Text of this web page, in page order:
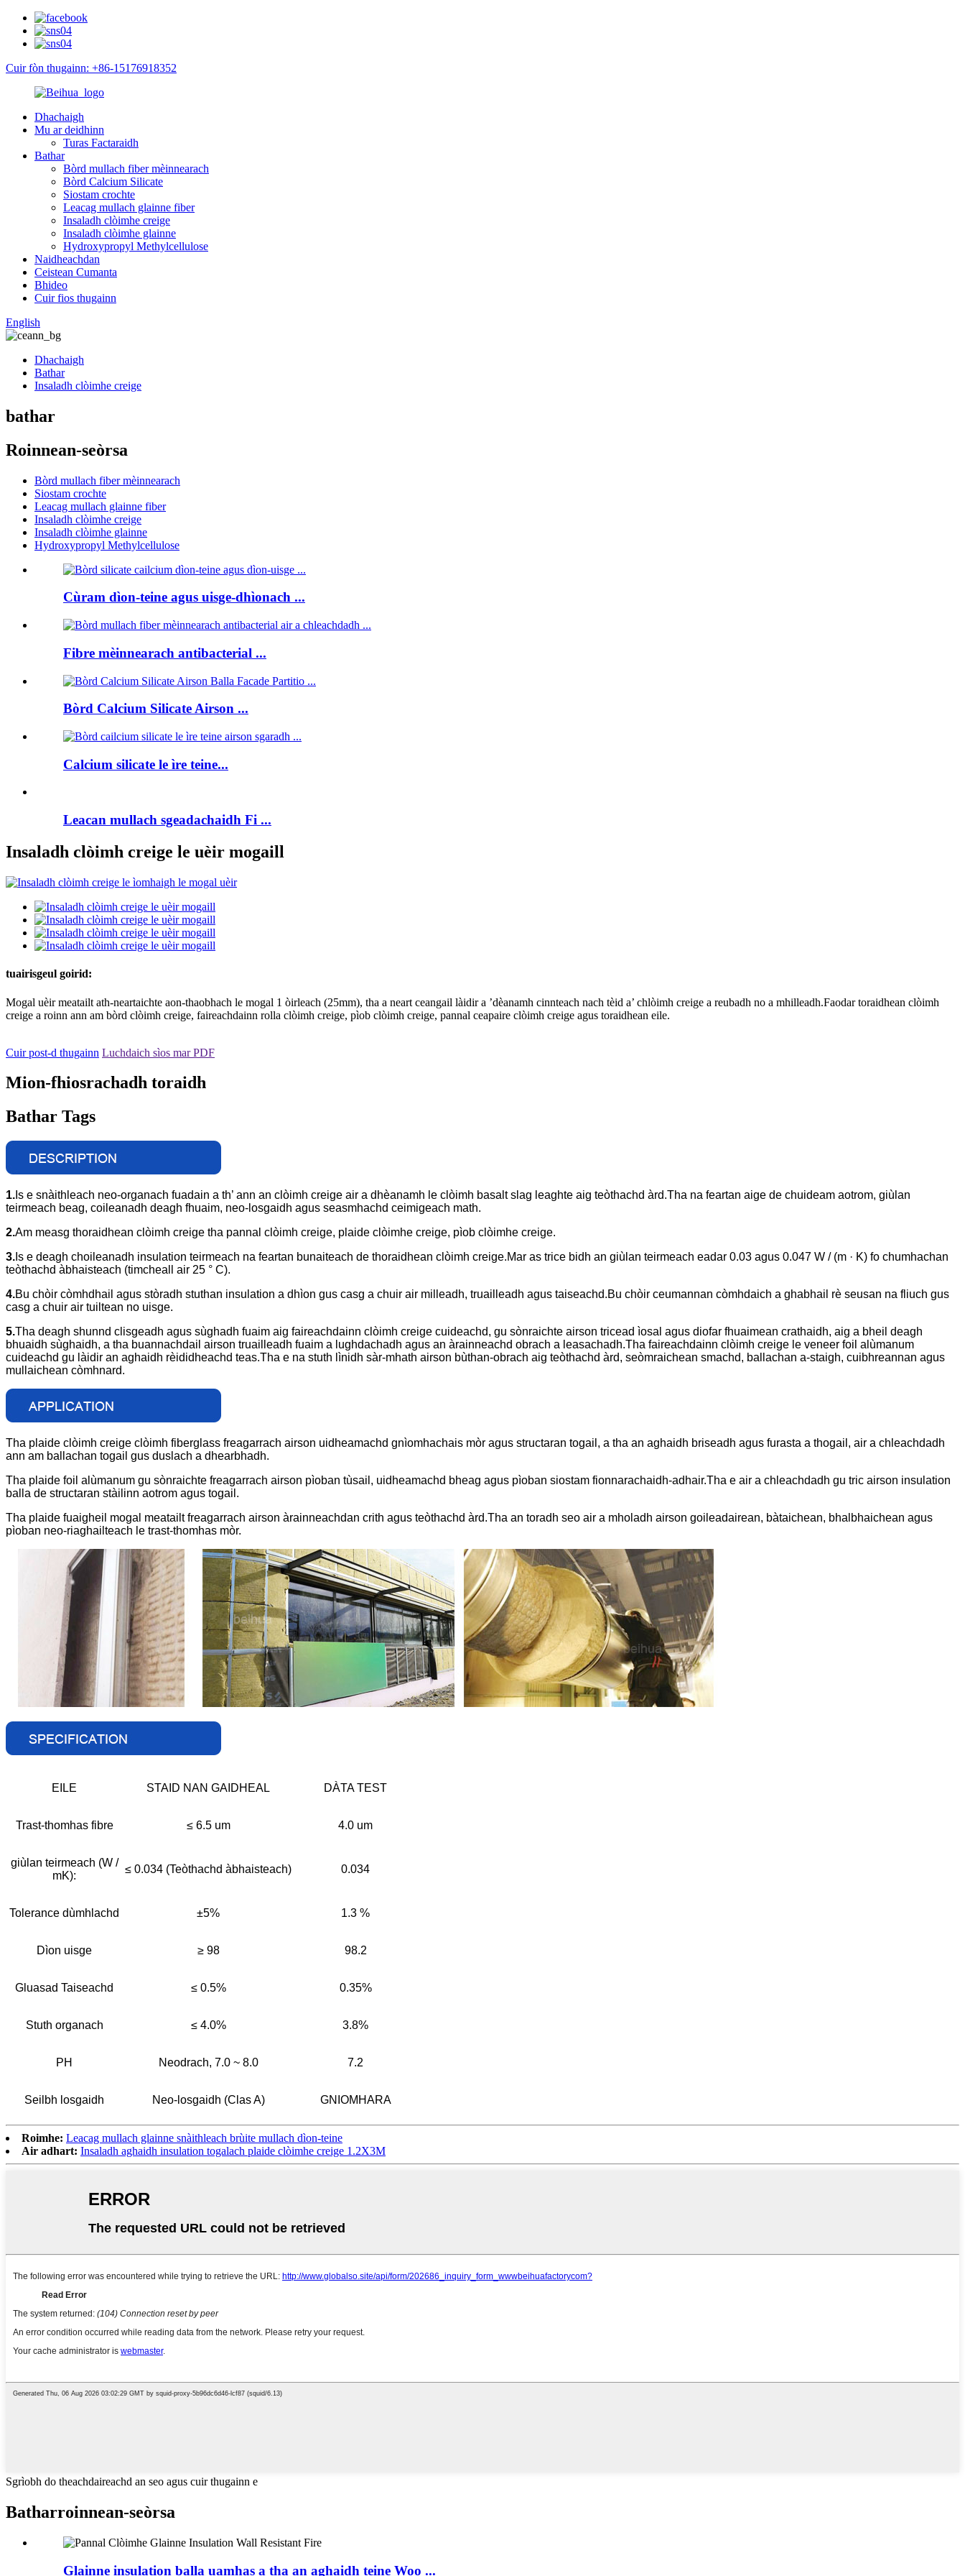
Cuir fòn thugainn: +86-15176918352
Dhachaigh
Mu ar deidhinn
Turas Factaraidh
Bathar
Bòrd mullach fiber mèinnearach
Bòrd Calcium Silicate
Siostam crochte
Leacag mullach glainne fiber
Insaladh clòimhe creige
Insaladh clòimhe glainne
Hydroxypropyl Methylcellulose
Naidheachdan
Ceistean Cumanta
Bhideo
Cuir fios thugainn
English
Dhachaigh
Bathar
Insaladh clòimhe creige
bathar
Roinnean-seòrsa
Bòrd mullach fiber mèinnearach
Siostam crochte
Leacag mullach glainne fiber
Insaladh clòimhe creige
Insaladh clòimhe glainne
Hydroxypropyl Methylcellulose
Cùram dìon-teine ​​​​agus uisge-dhìonach ...
Fibre mèinnearach antibacterial ...
Bòrd Calcium Silicate Airson ...
Calcium silicate le ìre teine...
Leacan mullach sgeadachaidh Fi ...
Insaladh clòimh creige le uèir mogaill
tuairisgeul goirid:
Mogal uèir meatailt ath-neartaichte aon-thaobhach le mogal 1 òirleach (25mm), tha a neart ceangail làidir a ’dèanamh cinnteach nach tèid a’ chlòimh creige a reubadh no a mhilleadh.Faodar toraidhean clòimh
creige a roinn ann am bòrd clòimh creige, faireachdainn rolla clòimh creige, pìob clòimh creige, pannal ceapaire clòimh creige agus toraidhean eile.
Cuir post-d thugainn Luchdaich sìos mar PDF
Mion-fhiosrachadh toraidh
Bathar Tags
1. Is e snàithleach neo-organach fuadain a th’ ann an clòimh creige air a dhèanamh le clòimh basalt slag leaghte aig teòthachd àrd.Tha na feartan aige de chuideam aotrom, giùlan
teirmeach beag, coileanadh deagh fhuaim, neo-losgaidh agus seasmhachd ceimigeach math.
2.Am measg thoraidhean clòimh creige tha pannal clòimh creige, plaide clòimhe creige, pìob clòimhe creige.
3. Is e deagh choileanadh insulation teirmeach na feartan bunaiteach de thoraidhean clòimh creige.Mar as trice bidh an giùlan teirmeach eadar 0.03 agus 0.047 W / (m · K) fo chumhachan
teòthachd àbhaisteach (timcheall air 25 ° C).
4.Bu chòir còmhdhail agus stòradh stuthan insulation a dhìon gus casg a chuir air milleadh, truailleadh agus taiseachd.Bu chòir ceumannan còmhdaich a ghabhail rè seusan na fliuch gus
casg a chuir air tuiltean no uisge.
5.Tha deagh shunnd clisgeadh agus sùghadh fuaim aig faireachdainn clòimh creige cuideachd, gu sònraichte airson tricead ìosal agus diofar fhuaimean crathaidh, aig a bheil deagh
bhuaidh sùghaidh, a tha buannachdail airson truailleadh fuaim a lughdachadh agus an àrainneachd obrach a leasachadh.Tha faireachdainn clòimh creige le veneer foil alùmanum
cuideachd gu làidir an aghaidh rèididheachd teas.Tha e na stuth lìnidh sàr-mhath airson bùthan-obrach aig teòthachd àrd, seòmraichean smachd, ballachan a-staigh, cuibhreannan agus
mullaichean còmhnard.
Tha plaide clòimh creige clòimh fiberglass freagarrach airson uidheamachd gnìomhachais mòr agus structaran togail, a tha an aghaidh briseadh agus furasta a thogail, air a chleachdadh
ann am ballachan togail gus duslach a dhearbhadh.
Tha plaide foil alùmanum gu sònraichte freagarrach airson pìoban tùsail, uidheamachd bheag agus pìoban siostam fionnarachaidh-adhair.Tha e air a chleachdadh gu tric airson insulation
balla de structaran stàilinn aotrom agus togail.
Tha plaide fuaigheil mogal meatailt freagarrach airson àrainneachdan crith agus teòthachd àrd.Tha an toradh seo air a mholadh airson goileadairean, bàtaichean, bhalbhaichean agus
pìoban neo-riaghailteach le trast-thomhas mòr.
EILE STAID NAN GAIDHEAL DÀTA TEST
Trast-thomhas fibre ≤ 6.5 um 4.0 um
giùlan teirmeach (W /
mK):
≤ 0.034 (Teòthachd àbhaisteach) 0.034
Tolerance dùmhlachd ±5% 1.3 %
Dìon uisge ≥ 98 98.2
Gluasad Taiseachd ≤ 0.5% 0.35%
Stuth organach ≤ 4.0% 3.8%
PH Neodrach, 7.0 ~ 8.0 7.2
Seilbh losgaidh Neo-losgaidh (Clas A) GNIOMHARA
Roimhe: Leacag mullach glainne snàithleach brùite mullach dìon-teine
Air adhart: Insaladh aghaidh insulation togalach plaide clòimhe creige 1.2X3M
Sgrìobh do theachdaireachd an seo agus cuir thugainn e
Batharroinnean-seòrsa
Glainne insulation balla uamhas a tha an aghaidh teine ​​​​Woo ...